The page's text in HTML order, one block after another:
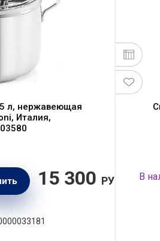
л, нержавеющая
Италия,
15 300 РУБ. В